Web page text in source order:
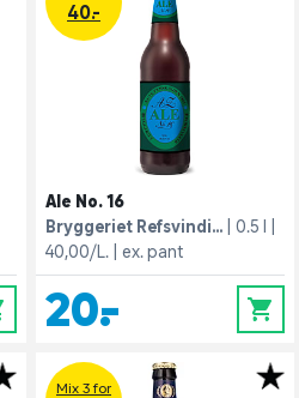
40.-
Ale No. 16
Bryggeriet Refsvindi...
0.5 l
40,00/L.
ex. pant
20,- 0
Mix 3 for